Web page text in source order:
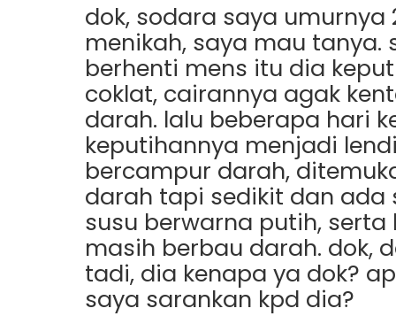
dok, sodara saya umurnya
menikah, saya mau tanya.
berhenti mens itu dia
coklat, cairannya agak
darah. lalu beberapa hari
keputihannya menjadi
bercampur darah,
darah tapi sedikit dan ada
susu berwarna putih,
masih berbau darah. dok,
tadi, dia kenapa ya dok?
saya sarankan kpd dia?